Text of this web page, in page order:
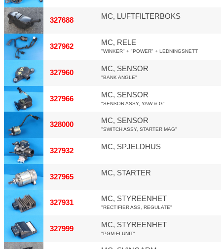
327688 MC, LUFTFILTERBOKS
327962 MC, RELE
"WINKER" + "POWER" + LEDNINGSNETT
327960 MC, SENSOR
"BANK ANGLE"
327966 MC, SENSOR
"SENSOR ASSY, YAW & G"
328000 MC, SENSOR
"SWITCH ASSY, STARTER MAG"
327932 MC, SPJELDHUS
327965 MC, STARTER
327931 MC, STYREENHET
"RECTIFIER ASS, REGULATE"
327999 MC, STYREENHET
"PGM-FI UNIT"